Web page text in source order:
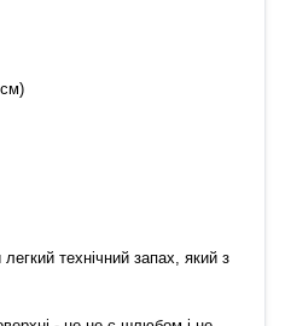
технічний запах, який з